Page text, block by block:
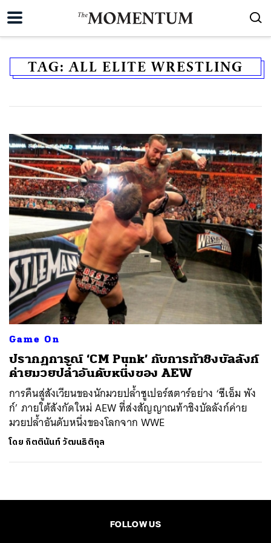
TAG:ALL ELITE WRESTLING
Game On
ปรากฏการณ์ ‘CM Punk’ กับการท้าชิงบัลลังก์
ค่ายมวยปล้ำอันดับหนึ่งของ AEW
การคืนสู่สังเวียนของนักมวยปล้ำซูเปอร์สตาร์อย่าง ‘ซีเอ็ม พัง
ก์’ ภายใต้สังกัดใหม่ AEW ที่ส่งสัญญาณท้าชิงบัลลังก์ค่าย
มวยปล้ำอันดับหนึ่งของโลกจาก WWE
โดย กิตตินันท์ วัฒนธิติกุล
FOLLOW US
ค้นหา
SHARE TWEET LINE EMAIL